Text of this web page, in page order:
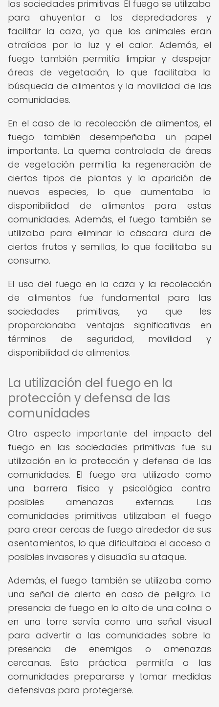
las sociedades primitivas. El fuego se utilizaba
para ahuyentar a los depredadores y
facilitar la caza, ya que los animales eran
atraídos por la luz y el calor. Además, el
fuego también permitía limpiar y despejar
áreas de vegetación, lo que facilitaba la
búsqueda de alimentos y la movilidad de las
comunidades.
En el caso de la recolección de alimentos, el
fuego también desempeñaba un papel
importante. La quema controlada de áreas
de vegetación permitía la regeneración de
ciertos tipos de plantas y la aparición de
nuevas especies, lo que aumentaba la
disponibilidad de alimentos para estas
comunidades. Además, el fuego también se
utilizaba para eliminar la cáscara dura de
ciertos frutos y semillas, lo que facilitaba su
consumo.
El uso del fuego en la caza y la recolección
de alimentos fue fundamental para las
sociedades primitivas, ya que les
proporcionaba ventajas significativas en
términos de seguridad, movilidad y
disponibilidad de alimentos.
La utilización del fuego en la
protección y defensa de las
comunidades
Otro aspecto importante del impacto del
fuego en las sociedades primitivas fue su
utilización en la protección y defensa de las
comunidades. El fuego era utilizado como
una barrera física y psicológica contra
posibles amenazas externas. Las
comunidades primitivas utilizaban el fuego
para crear cercas de fuego alrededor de sus
asentamientos, lo que dificultaba el acceso a
posibles invasores y disuadía su ataque.
Además, el fuego también se utilizaba como
una señal de alerta en caso de peligro. La
presencia de fuego en lo alto de una colina o
en una torre servía como una señal visual
para advertir a las comunidades sobre la
presencia de enemigos o amenazas
cercanas. Esta práctica permitía a las
comunidades prepararse y tomar medidas
defensivas para protegerse.